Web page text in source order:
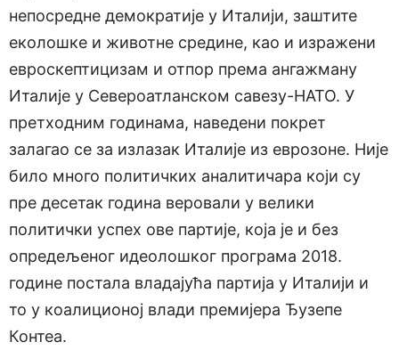
непосредне демократије у Италији, заштите
еколошке и животне средине, као и изражени
евроскептицизам и отпор према ангажману
Италије у Североатланском савезу-НАТО. У
претходним годинама, наведени покрет
залагао се за излазак Италије из еврозоне. Није
било много политичких аналитичара који су
пре десетак година веровали у велики
политички успех ове партије, која је и без
опредељеног идеолошког програма 2018.
године постала владајућа партија у Италији и
то у коалиционој влади премијера Ђузепе
Контеа.